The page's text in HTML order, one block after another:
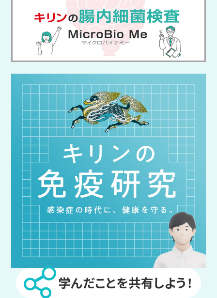
学んだことを共有しよう！